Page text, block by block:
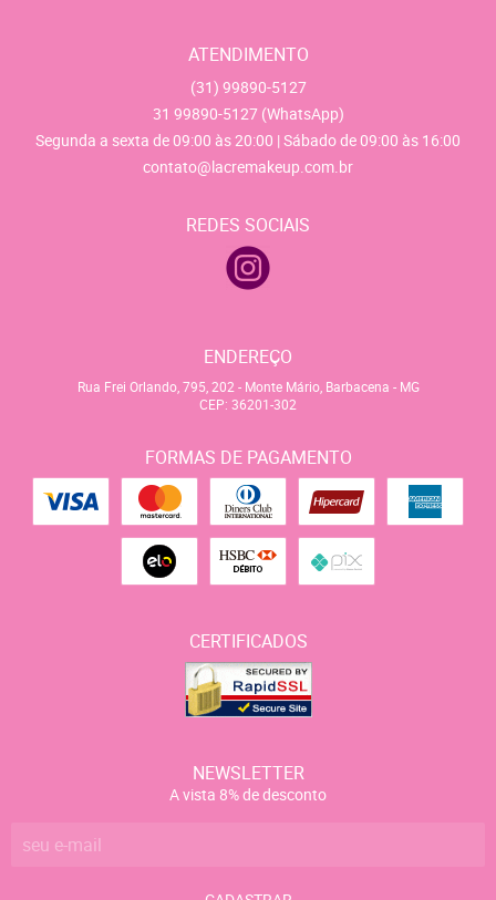
ATENDIMENTO
(31) 99890-5127
31 99890-5127 (WhatsApp)
Segunda a sexta de 09:00 às 20:00 | Sábado de 09:00 às 16:00
contato@lacremakeup.com.br
REDES SOCIAIS
ENDEREÇO
Rua Frei Orlando, 795, 202 - Monte Mário, Barbacena - MG
CEP: 36201-302
FORMAS DE PAGAMENTO
CERTIFICADOS
NEWSLETTER
A vista 8% de desconto